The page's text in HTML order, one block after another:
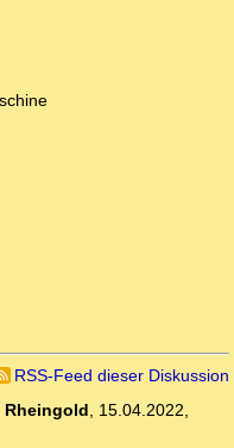
RSS-Feed dieser Diskussion
Rheingold, 15.04.2022,